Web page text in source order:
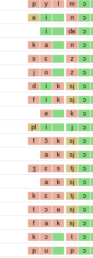
p y l m ɔ
ʁ i n ɔ
i dʁ ɔ
k a n ɔ
s ɛ z ɔ
j o z ɔ
d i k sj ɔ
f i k sj ɔ
e k ɔ
pl i j ɔ
f ɔ̃ k sj ɔ
a k sj ɔ
ʒ ɛ s tj ɔ
a k sj ɔ
k ɛ s tj ɔ
t ɔ ʁ sj ɔ
f a k sj ɔ
k ɔ t ɔ
p u p ɔ